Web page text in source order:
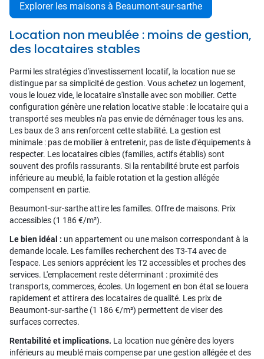
Explorer les maisons à Beaumont-sur-sarthe
Location non meublée : moins de gestion,
des locataires stables
Parmi les stratégies d'investissement locatif, la location nue se
distingue par sa simplicité de gestion. Vous achetez un logement,
vous le louez vide, le locataire s'installe avec son mobilier. Cette
configuration génère une relation locative stable : le locataire qui a
transporté ses meubles n'a pas envie de déménager tous les ans.
Les baux de 3 ans renforcent cette stabilité. La gestion est
minimale : pas de mobilier à entretenir, pas de liste d'équipements à
respecter. Les locataires cibles (familles, actifs établis) sont
souvent des profils rassurants. Si la rentabilité brute est parfois
inférieure au meublé, la faible rotation et la gestion allégée
compensent en partie.
Beaumont-sur-sarthe attire les familles. Offre de maisons. Prix
accessibles (1 186 €/m²).
Le bien idéal : un appartement ou une maison correspondant à la
demande locale. Les familles recherchent des T3-T4 avec de
l'espace. Les seniors apprécient les T2 accessibles et proches des
services. L'emplacement reste déterminant : proximité des
transports, commerces, écoles. Un logement en bon état se louera
rapidement et attirera des locataires de qualité. Les prix de
Beaumont-sur-sarthe (1 186 €/m²) permettent de viser des
surfaces correctes.
Rentabilité et implications. La location nue génère des loyers
inférieurs au meublé mais compense par une gestion allégée et des